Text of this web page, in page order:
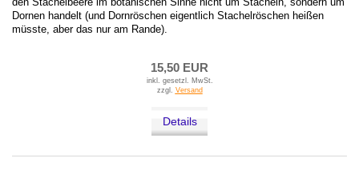
Dornen handelt (und Dornröschen eigentlich Stachelröschen heißen
müsste, aber das nur am Rande).
15,50 EUR
inkl. gesetzl. MwSt.
zzgl. Versand
Details